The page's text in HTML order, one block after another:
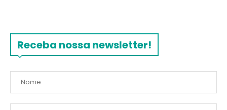
Receba nossa newsletter!